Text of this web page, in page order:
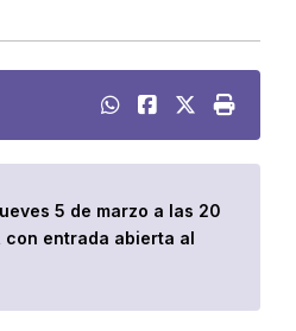
5 de marzo a las 20
con entrada abierta al